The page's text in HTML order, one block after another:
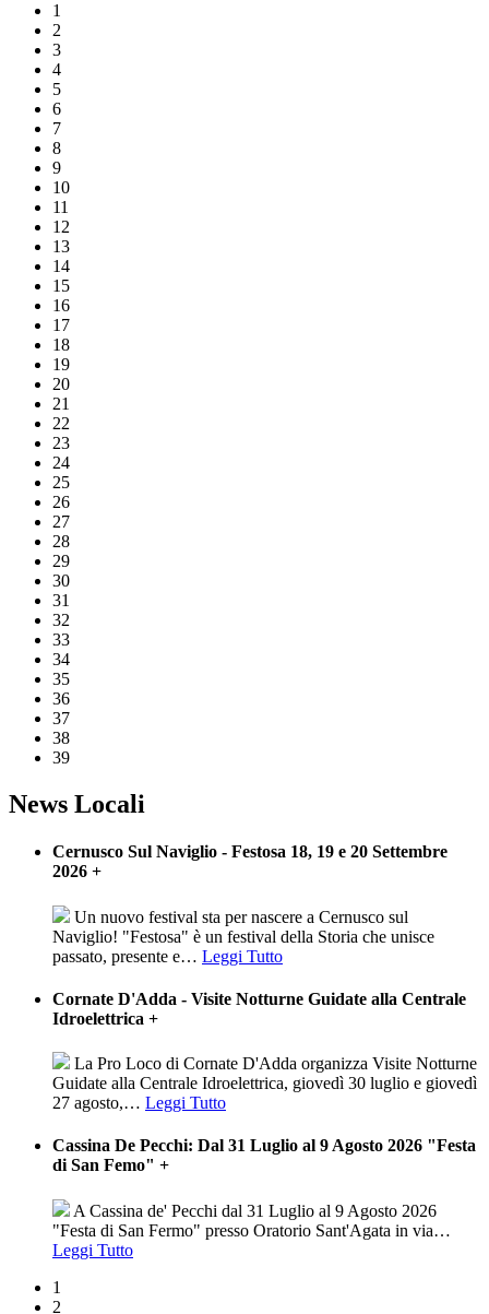
1
2
3
4
5
6
7
8
9
10
11
12
13
14
15
16
17
18
19
20
21
22
23
24
25
26
27
28
29
30
31
32
33
34
35
36
37
38
39
News Locali
Cernusco Sul Naviglio - Festosa 18, 19 e 20 Settembre
2026 +
Un nuovo festival sta per nascere a Cernusco sul
Naviglio! "Festosa" è un festival della Storia che unisce
passato, presente e… Leggi Tutto
Cornate D'Adda - Visite Notturne Guidate alla Centrale
Idroelettrica +
La Pro Loco di Cornate D'Adda organizza Visite Notturne
Guidate alla Centrale Idroelettrica, giovedì 30 luglio e giovedì
27 agosto,… Leggi Tutto
Cassina De Pecchi: Dal 31 Luglio al 9 Agosto 2026 "Festa
di San Femo" +
A Cassina de' Pecchi dal 31 Luglio al 9 Agosto 2026
"Festa di San Fermo" presso Oratorio Sant'Agata in via…
Leggi Tutto
1
2